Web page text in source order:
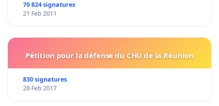
70 824 signatures
21 Feb 2011
Pétition pour la défense du CHU de la Réunion
830 signatures
28 Feb 2017